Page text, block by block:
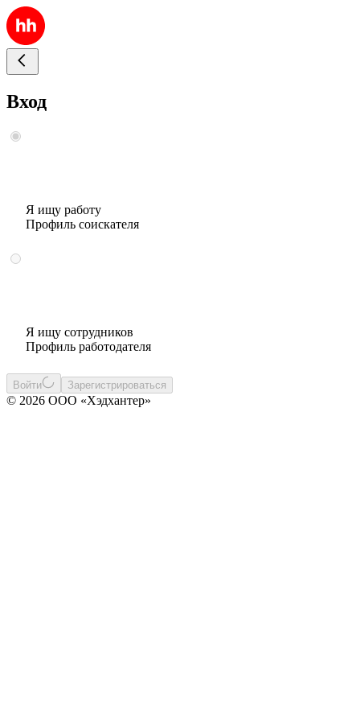
Вход
Я ищу работу
Профиль соискателя
Я ищу сотрудников
Профиль работодателя
Войти Зарегистрироваться
© 2026 ООО «Хэдхантер»